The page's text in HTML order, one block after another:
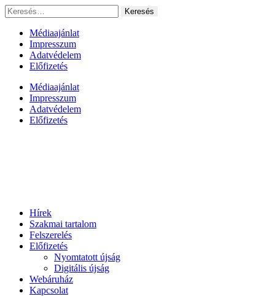
Ugrás
a
tartalomhoz
Keresés:
Médiaajánlat
Impresszum
Adatvédelem
Előfizetés
Médiaajánlat
Impresszum
Adatvédelem
Előfizetés
Hírek
Szakmai tartalom
Felszerelés
Előfizetés
Nyomtatott újság
Digitális újság
Webáruház
Kapcsolat